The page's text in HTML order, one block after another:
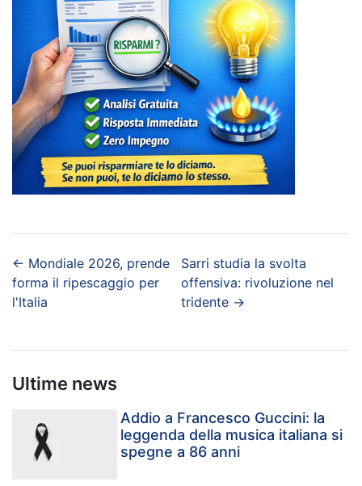
← Mondiale 2026, prende
forma il ripescaggio per
l'Italia
Sarri studia la svolta
offensiva: rivoluzione nel
tridente→
Ultime news
Addio a Francesco Guccini: la
leggenda della musica italiana si
spegne a 86 anni